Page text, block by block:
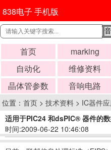
838电子 手机版
首页 marking
自动化
维修资料
晶体管参数
音响电路
位置： 首页 > 技术资料 > IC器件
适用于PIC24 和dsPIC® 器件的
时间:2009-06-22 10:46:08